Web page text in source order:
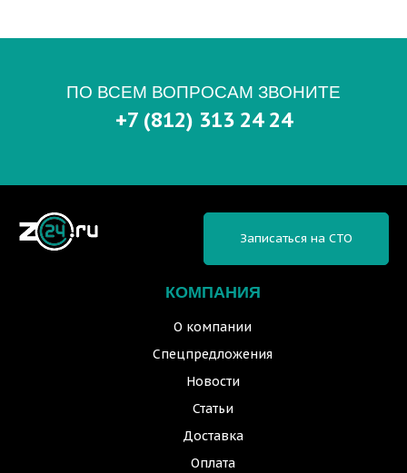
ПО ВСЕМ ВОПРОСАМ ЗВОНИТЕ
+7 (812) 313 24 24
КОМПАНИЯ
О компании
Спецпредложения
Новости
Статьи
Доставка
Оплата
Записаться на СТО